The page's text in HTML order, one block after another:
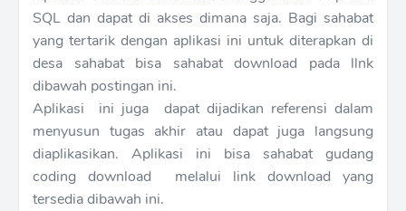
SQL dan dapat di akses dimana saja. Bagi sahabat
yang tertarik dengan aplikasi ini untuk diterapkan di
desa sahabat bisa sahabat download pada llnk
dibawah postingan ini.
Aplikasi ini juga dapat dijadikan referensi dalam
menyusun tugas akhir atau dapat juga langsung
diaplikasikan. Aplikasi ini bisa sahabat gudang
coding download melalui link download yang
tersedia dibawah ini.